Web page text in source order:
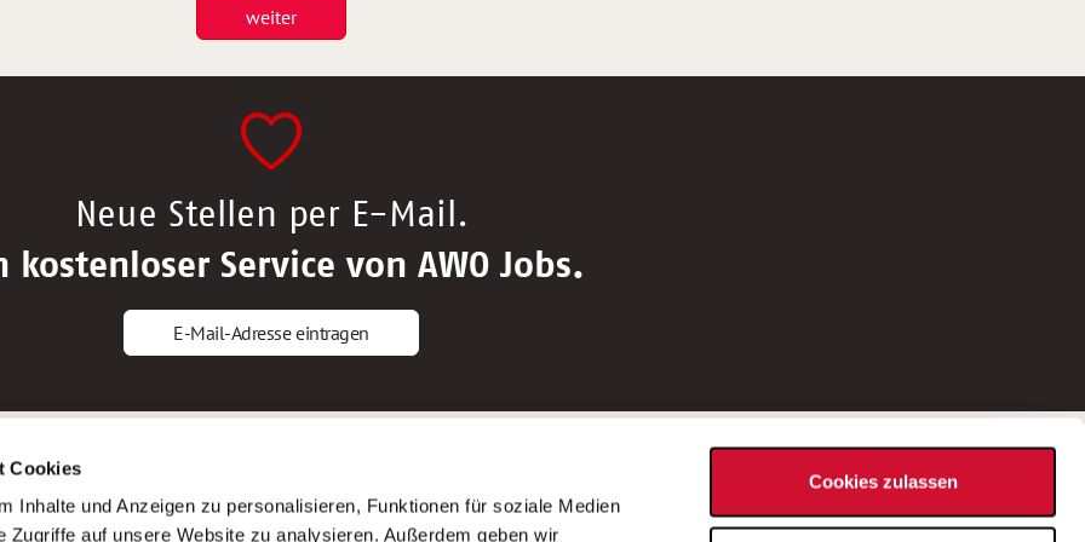
Cookies
Inhalte und Anzeigen zu personalisieren, Funktionen für soziale Medien
Zugriffe auf unsere Website zu analysieren. Außerdem geben wir
Cookies zulassen
weiter
Neue Stellen per E-Mail.
kostenloser Service von AWO Jobs.
E-Mail-Adresse eintragen
Altenpfleger*in
Krankenpfleger*in
AWO Gliederungen nach Bundesland
Stellenangebote nach Bundesländern